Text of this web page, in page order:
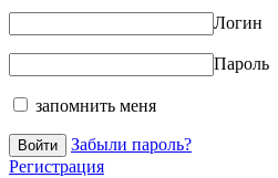
Логин
Пароль
запомнить меня
Забыли пароль?
Регистрация